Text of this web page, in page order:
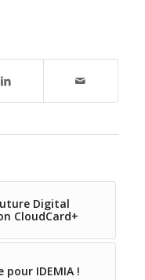
Digital
CloudCard+
pour IDEMIA !